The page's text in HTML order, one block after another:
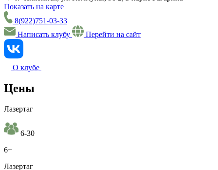
Показать на карте
8(922)751-03-33
Написать клубу
Перейти на сайт
О клубе
Цены
Лазертаг
6-30
6+
Лазертаг